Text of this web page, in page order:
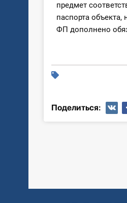
предмет
паспорта
ФП дополнено
Поделиться: